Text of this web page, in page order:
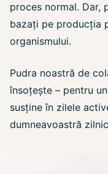
proces normal. Dar,
bazați pe producția
organismului.
Pudra noastră de
însoțește – pentru
susține în zilele
dumneavoastră